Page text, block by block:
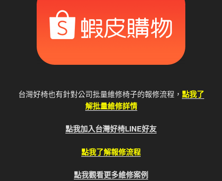
台灣好椅也有針對公司批量維修椅子的報修流程， 點我了
解批量維修詳情
點我加入台灣好椅LINE好友
點我了解報修流程
點我觀看更多維修案例